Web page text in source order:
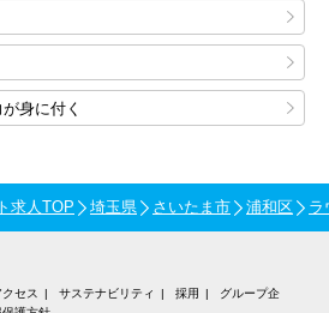
身に付く
求人TOP 埼玉県 さいたま市 浦和区 ラ
クセス サステナビリティ 採用
グループ企